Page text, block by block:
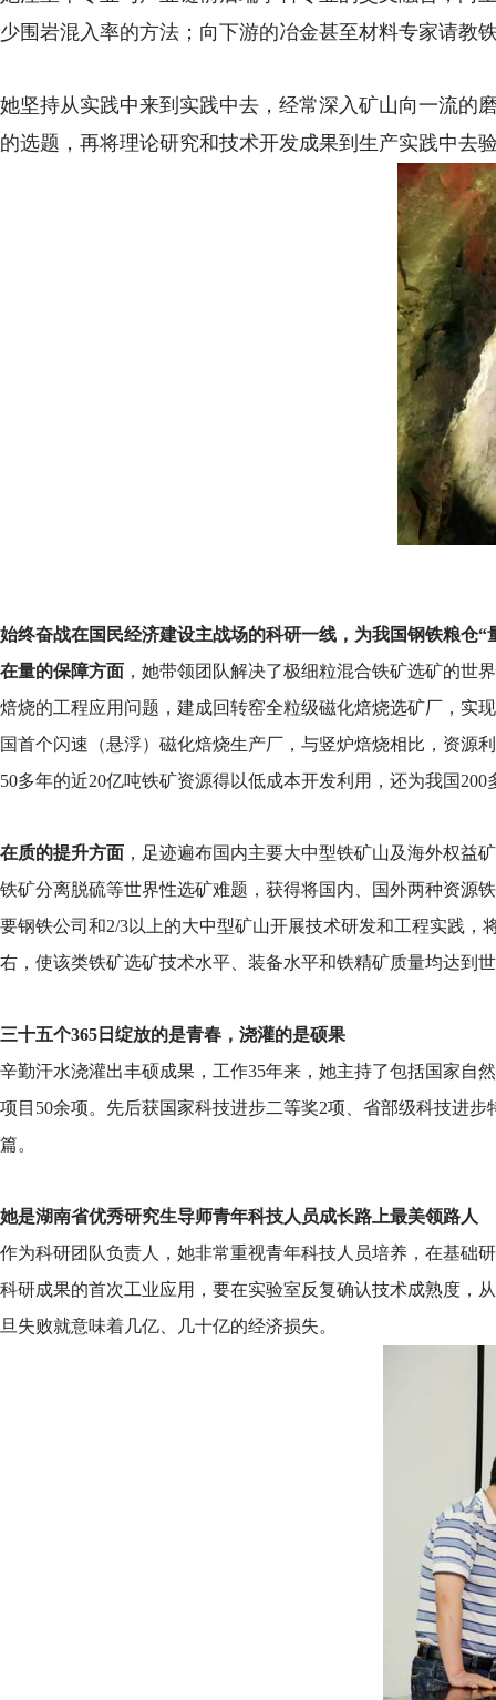
少围岩混入率的方法；向下游的冶金甚至材料专家请教
她坚持从实践中来到实践中去，经常深入矿山向一流的
的选题，再将理论研究和技术开发成果到生产实践中去
始终奋战在国民经济建设主战场的科研一线，为我国钢铁粮仓
在量的保障方面 ，她带领团队解决了极细粒混合铁矿选矿的世
焙烧的工程应用问题，建成回转窑全粒级磁化焙烧选矿厂，实
国首个闪速（悬浮）磁化焙烧生产厂，与竖炉焙烧相比，资源
50多年的近20亿吨铁矿资源得以低成本开发利用，还为我国
在质的提升方面 ，足迹遍布国内主要大中型铁矿山及海外权益
铁矿分离脱硫等世界性选矿难题，获得将国内、国外两种资源
要钢铁公司和2/3以上的大中型矿山开展技术研发和工程实践，
右，使该类铁矿选矿技术水平、装备水平和铁精矿质量均达到
三十五个365日绽放的是青春，浇灌的是硕果
辛勤汗水浇灌出丰硕成果，工作35年来，她主持了包括国家自
项目50余项。先后获国家科技进步二等奖2项、省部级科技进
篇。
她是湖南省优秀研究生导师青年科技人员成长路上最美领路人
作为科研团队负责人，她非常重视青年科技人员培养，在基础
科研成果的首次工业应用，要在实验室反复确认技术成熟度，
旦失败就意味着几亿、几十亿的经济损失。